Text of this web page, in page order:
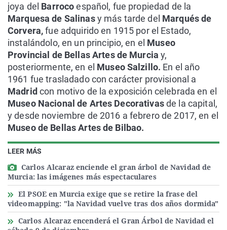
LEER MÁS
Carlos Alcaraz enciende el gran árbol de Navidad de
Murcia: las imágenes más espectaculares
El PSOE en Murcia exige que se retire la frase del
videomapping: "la Navidad vuelve tras dos años dormida"
Carlos Alcaraz encenderá el Gran Árbol de Navidad el
joya del Barrocoespañol, fue propiedad de la
Marquesa de Salinasy más tarde del Marqués de
Corvera,fue adquirido en 1915 por el Estado,
instalándolo, en un principio, en el Museo
Provincial de Bellas Artes de Murciay,
posteriormente, en el Museo Salzillo. En el año
1961 fue trasladado con carácter provisional a
Madrid con motivo de la exposición celebrada en el
Museo Nacional de Artes Decorativasde la capital,
y desde noviembre de 2016 a febrero de 2017, en el
Museo de Bellas Artes de Bilbao.